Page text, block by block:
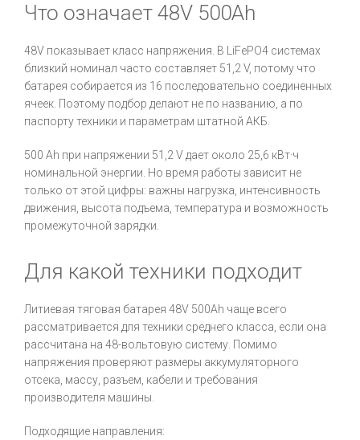
Что означает 48V 500Ah
48V показывает класс напряжения. В LiFePO4 системах
близкий номинал часто составляет 51,2 V, потому что
батарея собирается из 16 последовательно соединенных
ячеек. Поэтому подбор делают не по названию, а по
паспорту техники и параметрам штатной АКБ.
500 Ah при напряжении 51,2 V дает около 25,6 кВт·ч
номинальной энергии. Но время работы зависит не
только от этой цифры: важны нагрузка, интенсивность
движения, высота подъема, температура и возможность
промежуточной зарядки.
Для какой техники подходит
Литиевая тяговая батарея 48V 500Ah чаще всего
рассматривается для техники среднего класса, если она
рассчитана на 48-вольтовую систему. Помимо
напряжения проверяют размеры аккумуляторного
отсека, массу, разъем, кабели и требования
производителя машины.
Подходящие направления: